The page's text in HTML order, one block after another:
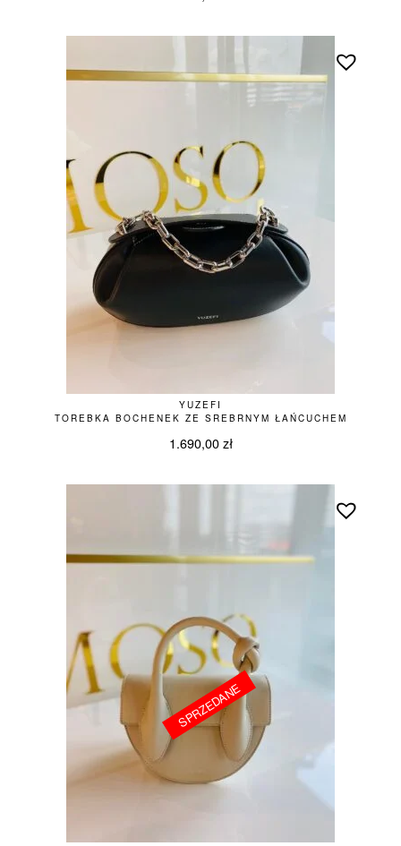
YUZEFI
TOREBKA BOCHENEK ZE SREBRNYM ŁAŃCUCHEM
1.690,00 zł
SPRZEDANE
SPRZEDANE